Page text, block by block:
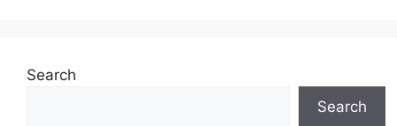
Search
Search